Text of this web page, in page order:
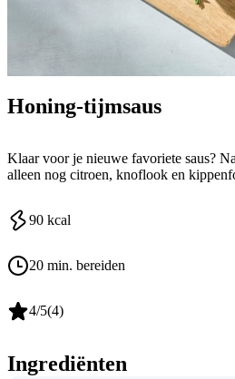
Honing-tijmsaus
Klaar voor je nieuwe favoriete saus?
alleen nog citroen, knoflook en
90 kcal
20 min. bereiden
4/5(4)
Ingrediënten